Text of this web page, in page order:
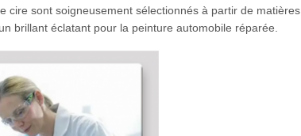
cire sont soigneusement sélectionnés à partir de matières
brillant éclatant pour la peinture automobile réparée.